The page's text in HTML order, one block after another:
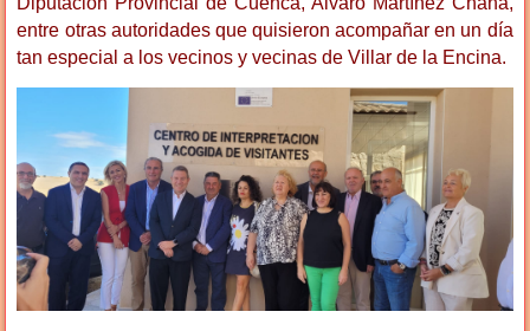
entre otras autoridades que quisieron acompañar en un día
tan especial a los vecinos y vecinas de Villar de la Encina.